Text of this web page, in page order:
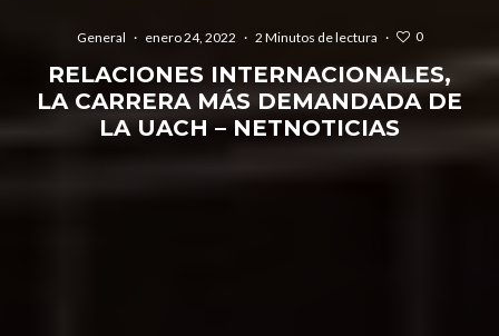
General · enero 24, 2022 · 2 Minutos de lectura · 0
RELACIONES INTERNACIONALES,
LA CARRERA MÁS DEMANDADA DE
LA UACH – NETNOTICIAS